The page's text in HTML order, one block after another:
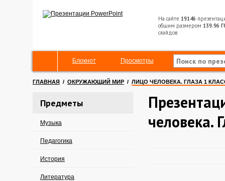
На сайте 19146
общим размером 139.96
слайдов
Блокнот Просмотры
ГЛАВНАЯ / ОКРУЖАЮЩИЙ МИР / ЛИЦО ЧЕЛОВЕКА. ГЛАЗА 1
Предметы
Музыка
Педагогика
История
Литература
человека.